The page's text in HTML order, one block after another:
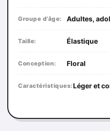
Groupe d'âge: Adultes,
Taille: Élastique
Conception: Floral
Caractéristiques:Léger et